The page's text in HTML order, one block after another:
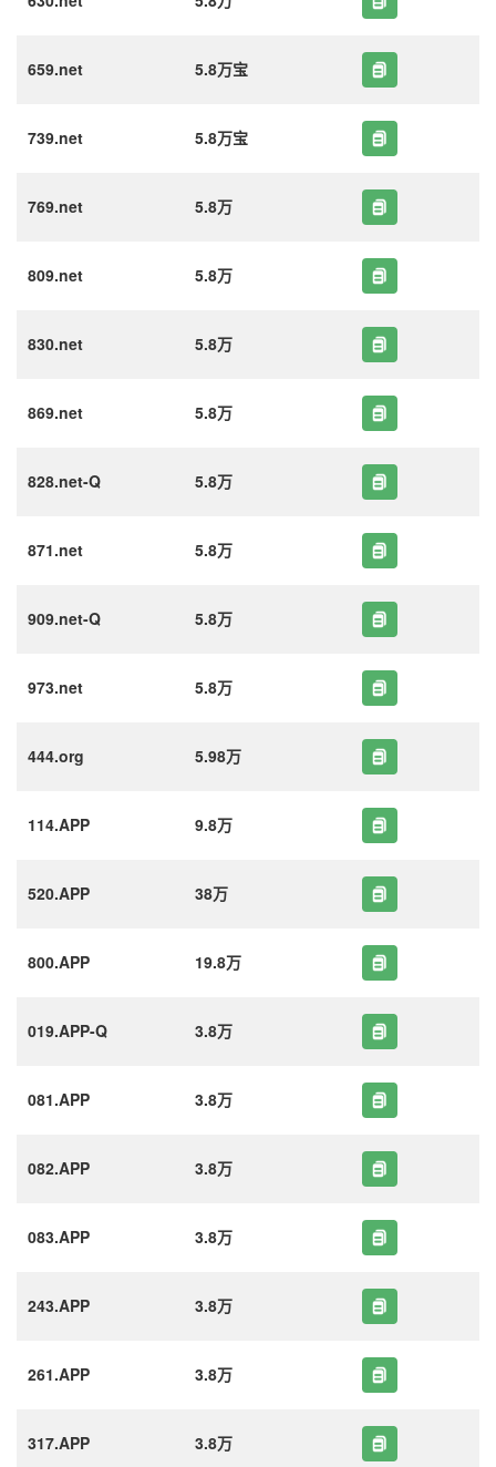
659.net 5.8万宝
739.net 5.8万宝
769.net 5.8万
809.net 5.8万
830.net 5.8万
869.net 5.8万
828.net-Q 5.8万
871.net 5.8万
909.net-Q 5.8万
973.net 5.8万
444.org 5.98万
114.APP 9.8万
520.APP 38万
800.APP 19.8万
019.APP-Q 3.8万
081.APP 3.8万
082.APP 3.8万
083.APP 3.8万
243.APP 3.8万
261.APP 3.8万
317.APP 3.8万